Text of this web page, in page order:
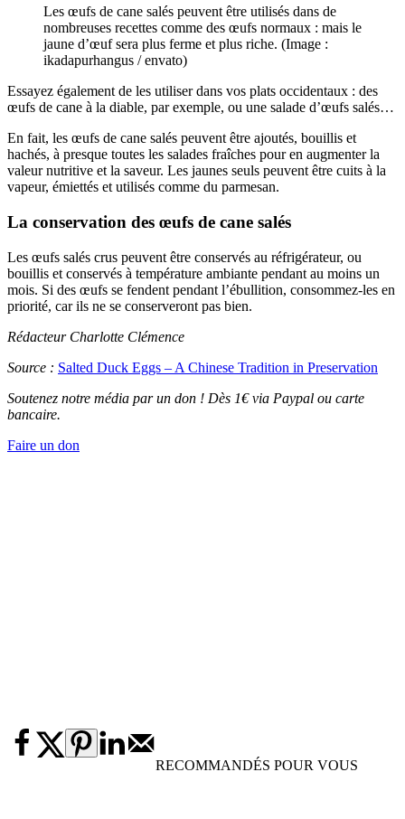
Les œufs de cane salés peuvent être utilisés dans de
nombreuses recettes comme des œufs normaux : mais le
jaune d’œuf sera plus ferme et plus riche. (Image :
ikadapurhangus / envato)
Essayez également de les utiliser dans vos plats occidentaux : des
œufs de cane à la diable, par exemple, ou une salade d’œufs salés…
En fait, les œufs de cane salés peuvent être ajoutés, bouillis et
hachés, à presque toutes les salades fraîches pour en augmenter la
valeur nutritive et la saveur. Les jaunes seuls peuvent être cuits à la
vapeur, émiettés et utilisés comme du parmesan.
La conservation des œufs de cane salés
Les œufs salés crus peuvent être conservés au réfrigérateur, ou
bouillis et conservés à température ambiante pendant au moins un
mois. Si des œufs se fendent pendant l’ébullition, consommez-les en
priorité, car ils ne se conserveront pas bien.
Rédacteur Charlotte Clémence
Source : Salted Duck Eggs – A Chinese Tradition in Preservation
Soutenez notre média par un don ! Dès 1€ via Paypal ou carte
bancaire.
Faire un don
RECOMMANDÉS POUR VOUS